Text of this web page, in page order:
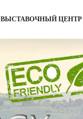
ВЫСТАВОЧНЫЙ ЦЕНТР